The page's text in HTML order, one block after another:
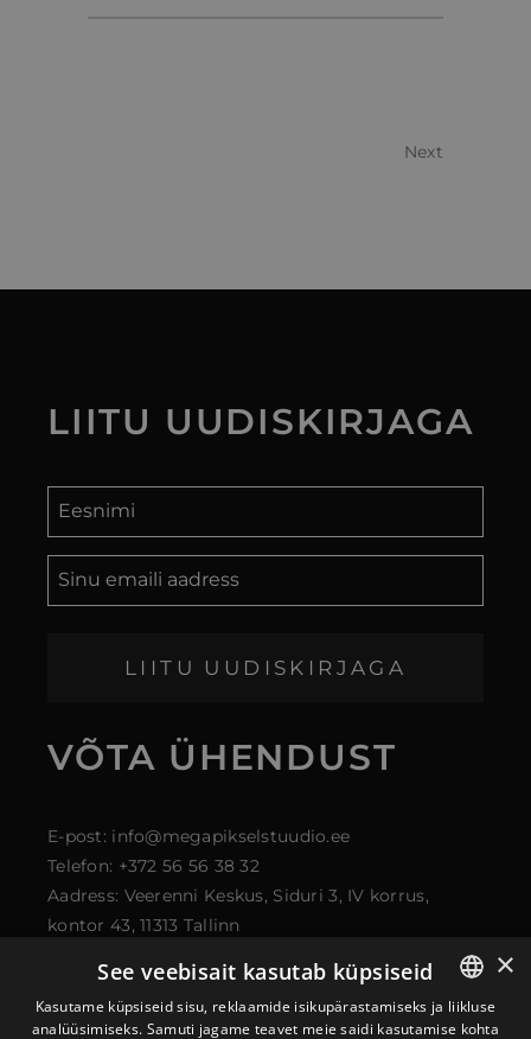
Next
LIITU UUDISKIRJAGA
LIITU UUDISKIRJAGA
VÕTA ÜHENDUST
E-post: info@megapikselstuudio.ee
Telefon: +372 56 56 38 32
Aadress: Veerenni Keskus, Siduri 3, IV korrus,
kontor 43, 11313 Tallinn
ESTONIAN
×
See veebisait kasutab küpsiseid
Kasutame küpsiseid sisu, reklaamide isikupärastamiseks ja liikluse
analüüsimiseks. Samuti jagame teavet meie saidi kasutamise kohta